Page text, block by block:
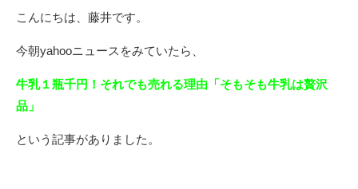
こんにちは、藤井です。
今朝yahooニュースをみていたら、
牛乳１瓶千円！それでも売れる理由「そもそも牛乳は贅沢
品」
という記事がありました。